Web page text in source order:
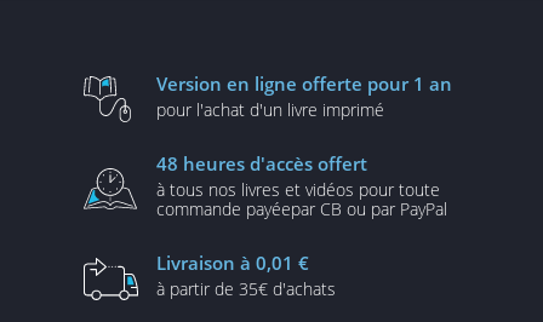
Version en ligne offerte pour 1 an
pour l'achat d'un livre imprimé
48 heures d'accès offert
à tous nos livres et vidéos pour toute
commande payéepar CB ou par PayPal
Livraison à 0,01 €
à partir de 35€ d'achats